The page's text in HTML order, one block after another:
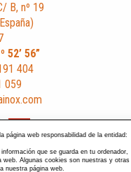
B, nº 19
52’ 56”
404
059
página web responsabilidad de la entidad:
que se guarda en tu ordenador,
web. Algunas cookies son nuestras y otras
nuestra página web.